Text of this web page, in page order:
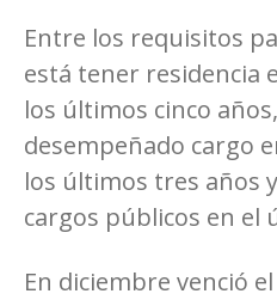
Entre los requisitos
está tener residencia
los últimos cinco
desempeñado cargo
los últimos tres años
cargos públicos en el
En diciembre venció